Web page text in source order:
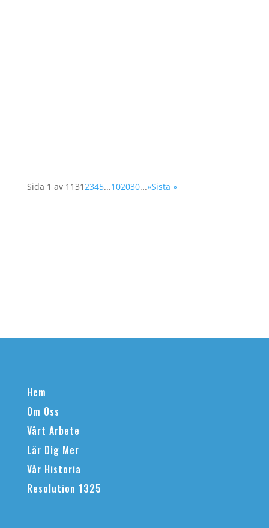
Sida 1 av 1131 2345...102030...»Sista »
Hem
Om Oss
Vårt Arbete
Lär Dig Mer
Vår Historia
Resolution 1325